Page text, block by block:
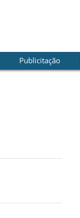
Publicitação